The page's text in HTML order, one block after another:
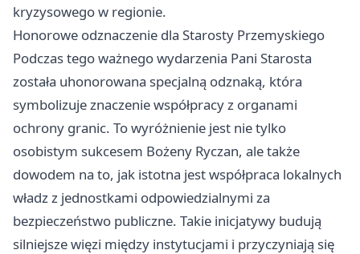
kryzysowego w regionie.
Honorowe odznaczenie dla Starosty Przemyskiego
Podczas tego ważnego wydarzenia Pani Starosta
została uhonorowana specjalną odznaką, która
symbolizuje znaczenie współpracy z organami
ochrony granic. To wyróżnienie jest nie tylko
osobistym sukcesem Bożeny Ryczan, ale także
dowodem na to, jak istotna jest współpraca lokalnych
władz z jednostkami odpowiedzialnymi za
bezpieczeństwo publiczne. Takie inicjatywy budują
silniejsze więzi między instytucjami i przyczyniają się